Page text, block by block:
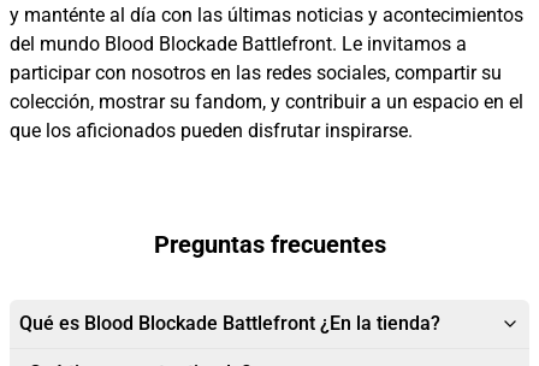
y manténte al día con las últimas noticias y acontecimientos
del mundo Blood Blockade Battlefront. Le invitamos a
participar con nosotros en las redes sociales, compartir su
colección, mostrar su fandom, y contribuir a un espacio en el
que los aficionados pueden disfrutar inspirarse.
Preguntas frecuentes
Qué es Blood Blockade Battlefront ¿En la tienda?